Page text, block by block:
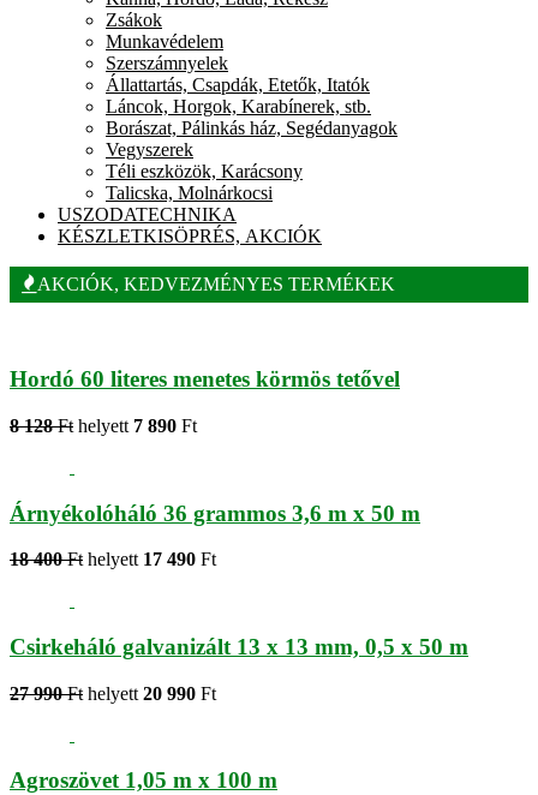
Zsákok
Munkavédelem
Szerszámnyelek
Állattartás, Csapdák, Etetők, Itatók
Láncok, Horgok, Karabínerek, stb.
Borászat, Pálinkás ház, Segédanyagok
Vegyszerek
Téli eszközök, Karácsony
Talicska, Molnárkocsi
USZODATECHNIKA
KÉSZLETKISÖPRÉS, AKCIÓK
AKCIÓK, KEDVEZMÉNYES TERMÉKEK
Hordó 60 literes menetes körmös tetővel
8 128 Ft helyett 7 890 Ft
Árnyékolóháló 36 grammos 3,6 m x 50 m
18 400 Ft helyett 17 490 Ft
Csirkeháló galvanizált 13 x 13 mm, 0,5 x 50 m
27 990 Ft helyett 20 990 Ft
Agroszövet 1,05 m x 100 m